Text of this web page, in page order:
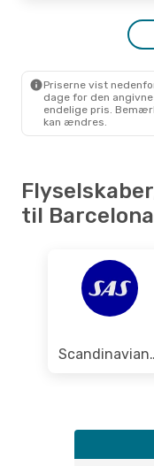
Priserne vist
dage for den
endelige pris.
kan ændres.
til Barcelona